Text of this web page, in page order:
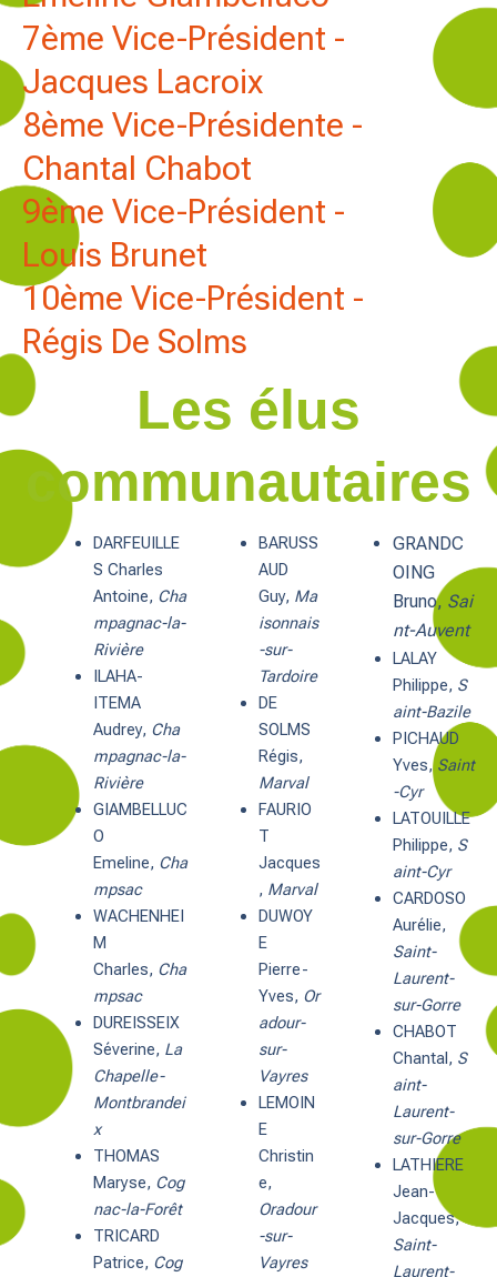
7ème Vice-Président -
Jacques Lacroix
8ème Vice-Présidente -
Chantal Chabot
9ème Vice-Président -
Louis Brunet
10ème Vice-Président -
Régis De Solms
Les élus
communautaires
DARFEUILLE
S Charles
Antoine, Cha
mpagnac-la-
Rivière
ILAHA-
ITEMA
Audrey, Cha
mpagnac-la-
Rivière
GIAMBELLUC
O
Emeline, Cha
mpsac
WACHENHEI
M
Charles, Cha
mpsac
DUREISSEIX
Séverine, La
Chapelle-
Montbrandei
x
THOMAS
Maryse, Cog
nac-la-Forêt
TRICARD
Patrice, Cog
BARUSS
AUD
Guy, Ma
isonnais
-sur-
Tardoire
DE
SOLMS
Régis,
Marval
FAURIO
T
Jacques
, Marval
DUWOY
E
Pierre-
Yves, Or
adour-
sur-
Vayres
LEMOIN
E
Christin
e,
Oradour
-sur-
Vayres
GRANDC
OING
Bruno, Sai
nt-Auvent
LALAY
Philippe, S
aint-Bazile
PICHAUD
Yves, Saint
-Cyr
LATOUILLE
Philippe, S
aint-Cyr
CARDOSO
Aurélie,
Saint-
Laurent-
sur-Gorre
CHABOT
Chantal, S
aint-
Laurent-
sur-Gorre
LATHIERE
Jean-
Jacques,
Saint-
Laurent-